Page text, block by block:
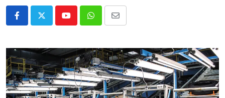
YoutubeWhatsappShare
Email